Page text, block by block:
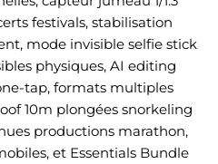
festivals, stabilisation
mode invisible selfie stick
physiques, AI editing
tap, formats multiples
10m plongées snorkeling
productions marathon,
et Essentials Bundle